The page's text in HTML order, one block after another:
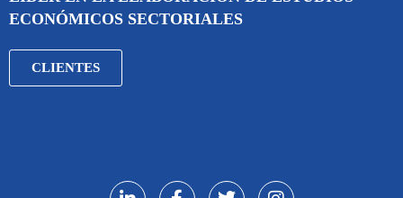
ECONÓMICOS SECTORIALES
CLIENTES